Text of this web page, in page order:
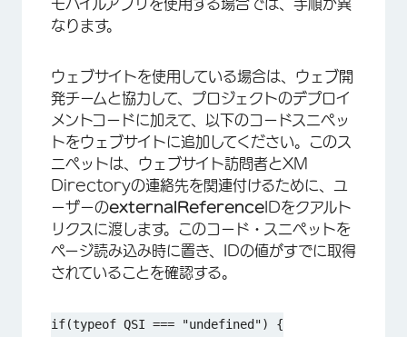
モバイルアプリを使用する場合では、手順が異
なります。
ウェブサイトを使用している場合は、ウェブ開
発チームと協力して、プロジェクトのデプロイ
メントコードに加えて、以下のコードスニペッ
トをウェブサイトに追加してください。このス
ニペットは、ウェブサイト訪問者とXM
Directoryの連絡先を関連付けるために、ユ
ーザーのexternalReference IDをクアルト
リクスに渡します。このコード・スニペットを
ページ読み込み時に置き、IDの値がすでに取得
されていることを確認する。
if(typeof QSI === "undefined") {